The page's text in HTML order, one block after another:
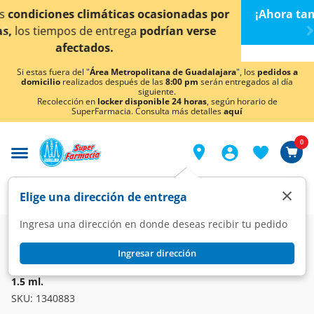
< div class="carousel-inner">
¡Ahora también en Aguascalientes! clic aquí
conocer detalles.
Si estas fuera del "Área Metropolitana de Guadalajara", los pedidos a
domicilio realizados después de las8:00 pm serán entregados al día
siguiente.
Recolección en locker disponible 24 horas, según horario de
SuperFarmacia. Consulta más detallesaquí
Elige una dirección de entrega
Ingresa una dirección en donde deseas recibir tu pedido
Ingresar dirección
×
0
Farmacia Diabetes y Endocrinas Antidiabéticos
Ozempic 1.34mg/ml Solución Inyectable Pluma Precargada,
1.5 ml.
SKU: 1340883